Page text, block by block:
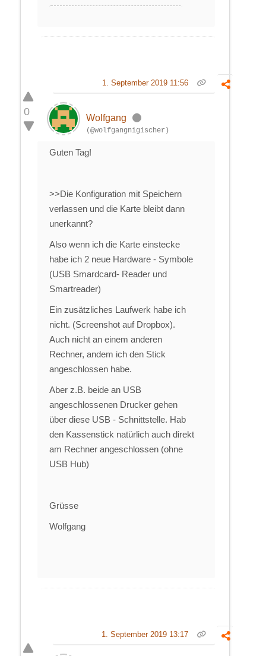
0
1. September 2019 11:56
Wolfgang
(@wolfgangnigischer)
Guten Tag!
>>Die Konfiguration mit Speichern
verlassen und die Karte bleibt dann
unerkannt?
Also wenn ich die Karte einstecke
habe ich 2 neue Hardware - Symbole
(USB Smardcard- Reader und
Smartreader)
Ein zusätzliches Laufwerk habe ich
nicht. (Screenshot auf Dropbox).
Auch nicht an einem anderen
Rechner, andem ich den Stick
angeschlossen habe.
Aber z.B. beide an USB
angeschlossenen Drucker gehen
über diese USB - Schnittstelle. Hab
den Kassenstick natürlich auch direkt
am Rechner angeschlossen (ohne
USB Hub)
Grüsse
Wolfgang
1. September 2019 13:17